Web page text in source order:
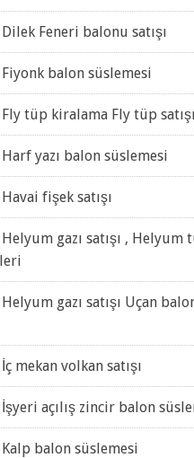
Feneri balonu satışı
balon süslemesi
tüp kiralama Fly tüp satışı
yazı balon süslemesi
fişek satışı
gazı satışı , Helyum
gazı satışı Uçan
mekan volkan satışı
açılış zincir balon
balon süslemesi